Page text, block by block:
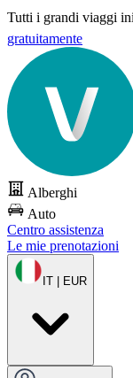
Tutti i grandi viaggi
gratuitamente
Alberghi
Auto
Centro assistenza
Le mie prenotazioni
IT | EUR